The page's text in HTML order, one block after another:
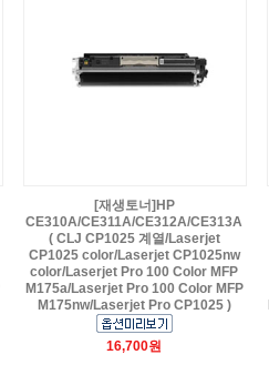
[재생토너]HP
CE310A/CE311A/CE312A/CE313A
( CLJ CP1025 계열/Laserjet
CP1025 color/Laserjet CP1025nw
color/Laserjet Pro 100 Color MFP
M175a/Laserjet Pro 100 Color MFP
M175nw/Laserjet Pro CP1025 )
16,700원